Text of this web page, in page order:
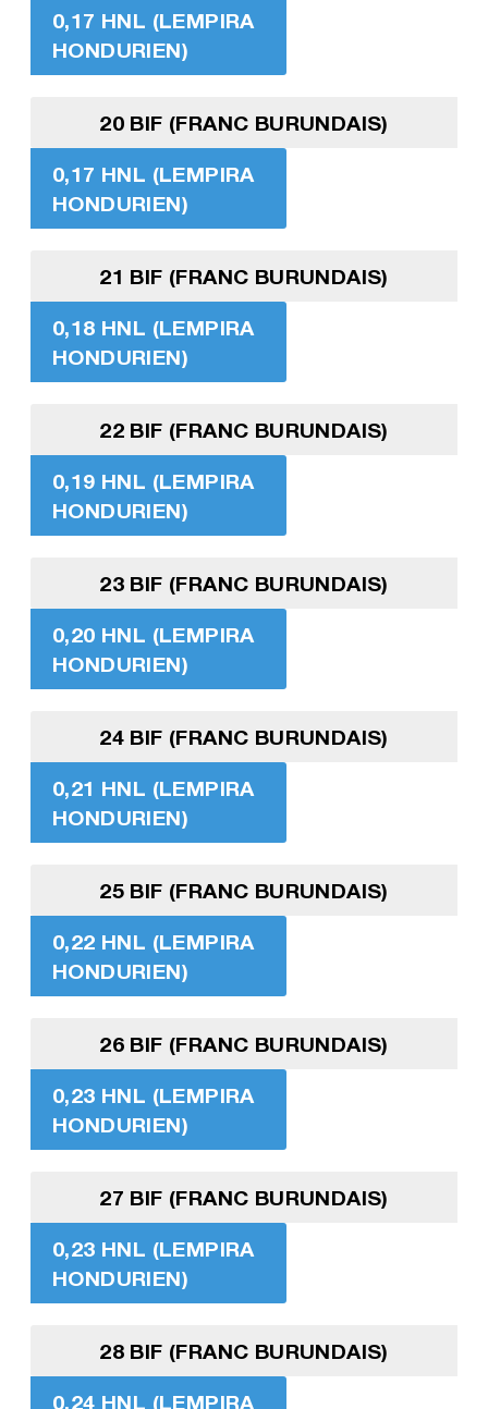
0,17 HNL (LEMPIRA
HONDURIEN)
20 BIF (FRANC BURUNDAIS)
0,17 HNL (LEMPIRA
HONDURIEN)
21 BIF (FRANC BURUNDAIS)
0,18 HNL (LEMPIRA
HONDURIEN)
22 BIF (FRANC BURUNDAIS)
0,19 HNL (LEMPIRA
HONDURIEN)
23 BIF (FRANC BURUNDAIS)
0,20 HNL (LEMPIRA
HONDURIEN)
24 BIF (FRANC BURUNDAIS)
0,21 HNL (LEMPIRA
HONDURIEN)
25 BIF (FRANC BURUNDAIS)
0,22 HNL (LEMPIRA
HONDURIEN)
26 BIF (FRANC BURUNDAIS)
0,23 HNL (LEMPIRA
HONDURIEN)
27 BIF (FRANC BURUNDAIS)
0,23 HNL (LEMPIRA
HONDURIEN)
28 BIF (FRANC BURUNDAIS)
0,24 HNL (LEMPIRA